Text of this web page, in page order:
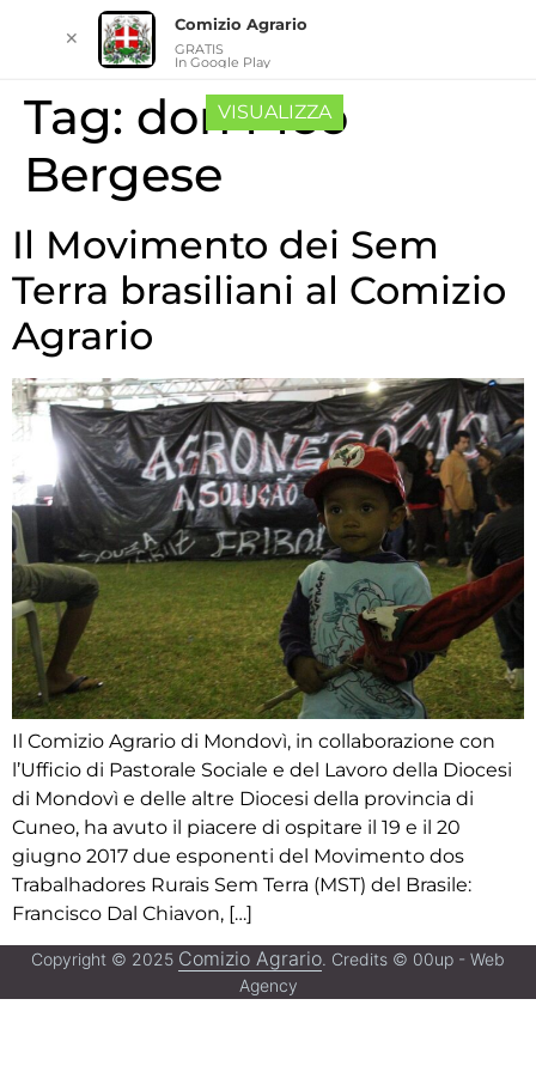
Tag: don Meo
Bergese
Il Movimento dei Sem
Terra brasiliani al Comizio
Agrario
Il Comizio Agrario di Mondovì, in collaborazione con
l’Ufficio di Pastorale Sociale e del Lavoro della Diocesi
di Mondovì e delle altre Diocesi della provincia di
Cuneo, ha avuto il piacere di ospitare il 19 e il 20
giugno 2017 due esponenti del Movimento dos
Trabalhadores Rurais Sem Terra (MST) del Brasile:
Francisco Dal Chiavon, […]
Copyright © 2025 Comizio Agrario. Credits © 00up - Web
Agency
✕
Comizio Agrario
GRATIS
In Google Play
VISUALIZZA